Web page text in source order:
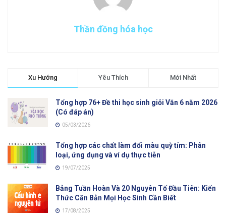
Thần đồng hóa học
Xu Hướng Yêu Thích Mới Nhất
Tổng hợp 76+ Đề thi học sinh giỏi Văn 6 năm 2026
(Có đáp án)
05/03/2026
Tổng hợp các chất làm đổi màu quỳ tím: Phân
loại, ứng dụng và ví dụ thực tiễn
19/07/2025
Bảng Tuần Hoàn Và 20 Nguyên Tố Đầu Tiên: Kiến
Thức Căn Bản Mọi Học Sinh Cần Biết
17/08/2025